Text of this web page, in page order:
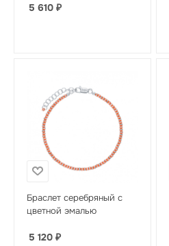
5 610 ₽
Браслет серебряный с
цветной эмалью
5 120 ₽